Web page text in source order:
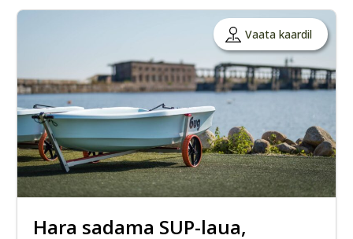
Vaata kaardil
Hara sadama SUP-laua,